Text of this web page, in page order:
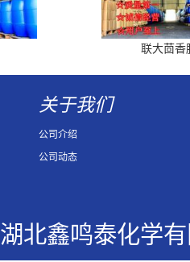
联大茴香
关于我们
公司介绍
公司动态
湖北鑫鸣泰化学